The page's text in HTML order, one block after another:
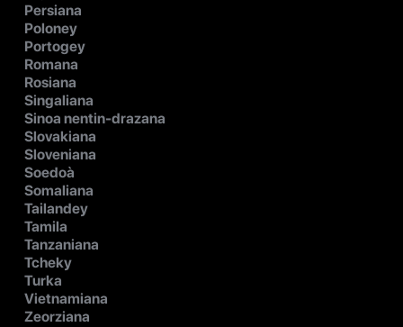
Persiana
Poloney
Portogey
Romana
Rosiana
Singaliana
Sinoa nentin-drazana
Slovakiana
Sloveniana
Soedoà
Somaliana
Tailandey
Tamila
Tanzaniana
Tcheky
Turka
Vietnamiana
Zeorziana